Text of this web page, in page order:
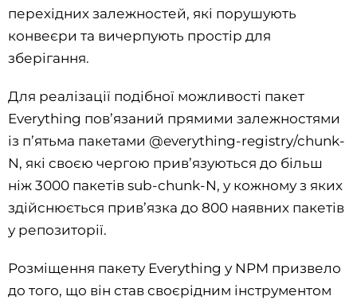
перехідних залежностей, які порушують
конвеєри та вичерпують простір для
зберігання.
Для реалізації подібної можливості пакет
Everything пов’язаний прямими залежностями
із п’ятьма пакетами @everything-registry/chunk-
N, які своєю чергою прив’язуються до більш
ніж 3000 пакетів sub-chunk-N, у кожному з яких
здійснюється прив’язка до 800 наявних пакетів
у репозиторії.
Розміщення пакету Everything у NPM призвело
до того, що він став своєрідним інструментом